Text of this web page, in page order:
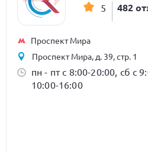
5 482
Проспект Мира
Проспект Мира, д. 39, стр. 1
пн - пт с 8:00-20:00, сб с
10:00-16:00